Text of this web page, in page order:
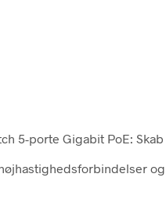
5-porte Gigabit PoE: